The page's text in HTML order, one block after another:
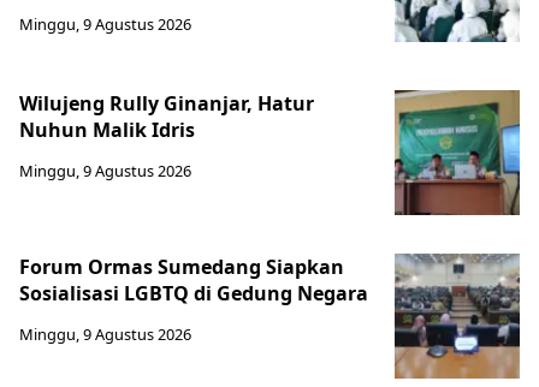
Minggu, 9 Agustus 2026
Wilujeng Rully Ginanjar, Hatur
Nuhun Malik Idris
Minggu, 9 Agustus 2026
Forum Ormas Sumedang Siapkan
Sosialisasi LGBTQ di Gedung Negara
Minggu, 9 Agustus 2026